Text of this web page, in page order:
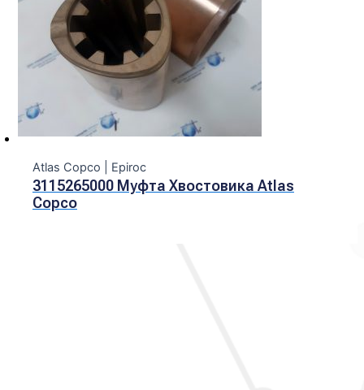
Atlas Copco | Epiroc
3115265000 Муфта Хвостовика Atlas
Copco